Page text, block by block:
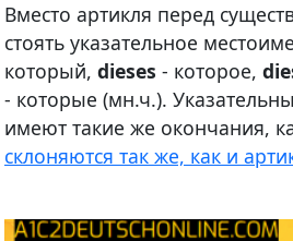
Вместо артикля перед
стоять указательное
который, dieses - которое,
- которые (мн.ч.).
имеют такие же окончания,
склоняются так же, как и